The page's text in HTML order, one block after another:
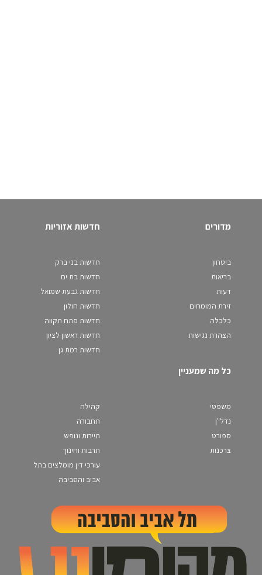
מדורים
ביטחון
בריאות
דעות
זירת המומחים
כלכלה
הצהרת נגישות
חדשות אזוריות
חדשות בני ברק
חדשות בת ים
חדשות גבעת שמואל
חדשות חולון
חדשות פתח תקווה
חדשות ראשון לציון
חדשות רמת גן
כל מה שמעניין
משפטי
נדל"ן
ספורט
צרכנות
קהילה
תחבורה
תיירות ונופש
תרבות וחינוך
עורכי דין מומלצים בתל
אביב והסביבה